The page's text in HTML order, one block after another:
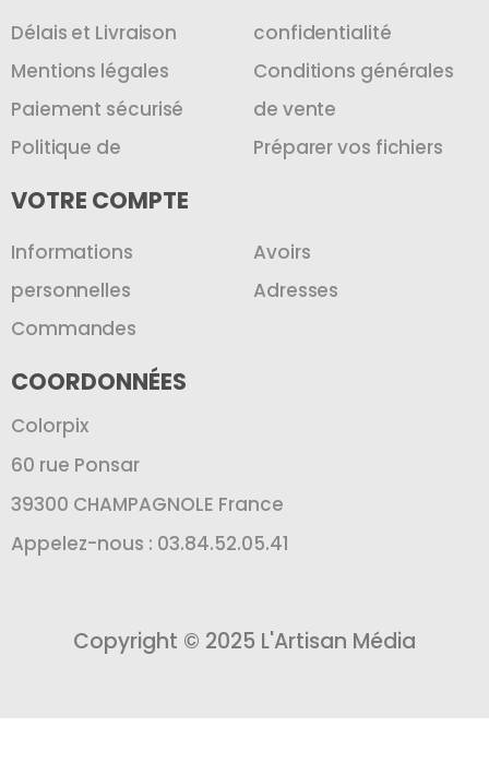
Délais et Livraison
Mentions légales
Paiement sécurisé
Politique de
confidentialité
Conditions générales
de vente
Préparer vos fichiers
VOTRE COMPTE
Informations
personnelles
Commandes
Avoirs
Adresses
COORDONNÉES
Colorpix
60 rue Ponsar
39300 CHAMPAGNOLE France
Appelez-nous : 03.84.52.05.41
Copyright © 2025 L'Artisan Média